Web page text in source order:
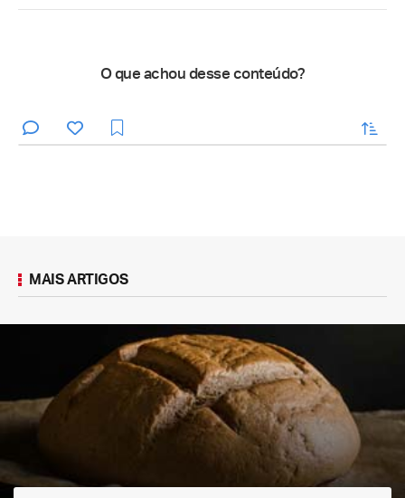
O que achou desse conteúdo?
enviar
MAIS ARTIGOS